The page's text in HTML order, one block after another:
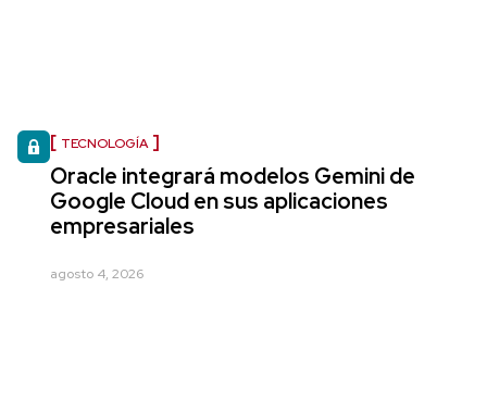
TECNOLOGÍA
Oracle integrará modelos Gemini de
Google Cloud en sus aplicaciones
empresariales
agosto 4, 2026